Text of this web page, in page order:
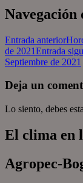
Navegación
Entrada anterior
de 2021Entrada
Septiembre de 2021
Deja un
Lo siento, debes
El clima en
Agropec-